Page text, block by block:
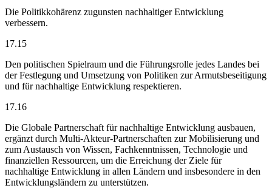
Die Politikkohärenz zugunsten nachhaltiger Entwicklung
verbessern.
17.15
Den politischen Spielraum und die Führungsrolle jedes Landes bei
der Festlegung und Umsetzung von Politiken zur Armutsbeseitigung
und für nachhaltige Entwicklung respektieren.
17.16
Die Globale Partnerschaft für nachhaltige Entwicklung ausbauen,
ergänzt durch Multi-Akteur-Partnerschaften zur Mobilisierung und
zum Austausch von Wissen, Fachkenntnissen, Technologie und
finanziellen Ressourcen, um die Erreichung der Ziele für
nachhaltige Entwicklung in allen Ländern und insbesondere in den
Entwicklungsländern zu unterstützen.